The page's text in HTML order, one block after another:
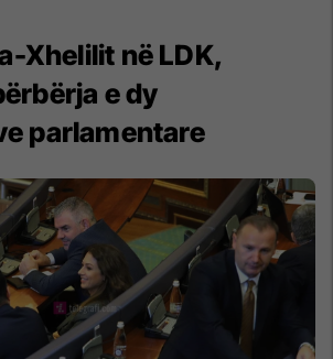
Xhelilit në LDK,
e dy
parlamentare